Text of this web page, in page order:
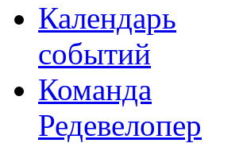
Календарь
событий
Команда
Редевелопер